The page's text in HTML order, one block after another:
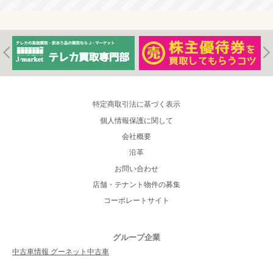
特定商取引法に基づく表示
個人情報保護に関して
会社概要
沿革
お問い合わせ
店舗・テナント物件の募集
コーポレートサイト
グループ企業
中古車情報 グーネット中古車